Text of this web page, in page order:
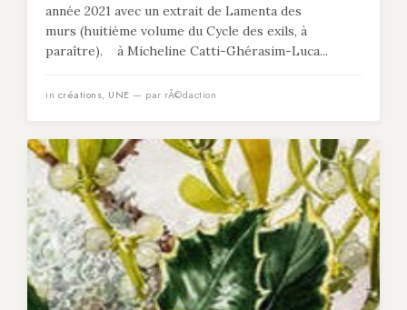
année 2021 avec un extrait de Lamenta des
murs (huitième volume du Cycle des exils, à
paraître). à Micheline Catti-Ghérasim-Luca...
in créations, UNE — par rÃ©daction